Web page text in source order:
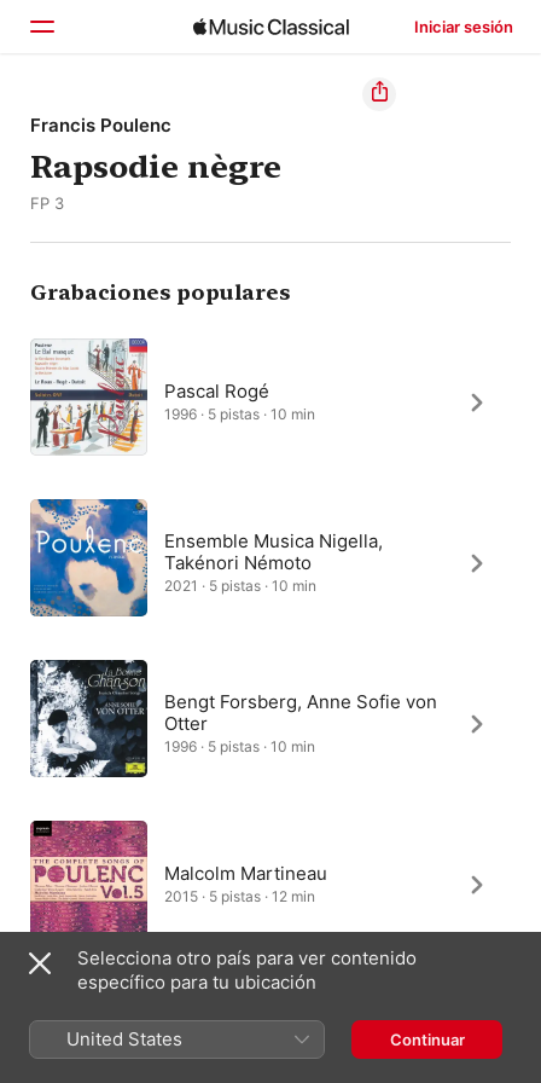
Iniciar sesión
Inicio
Explorar
Francis Poulenc
Rapsodie nègre
FP 3
Grabaciones populares
Pascal Rogé
1996 · 5 pistas · 10 min
Ensemble Musica Nigella,
Takénori Némoto
2021 · 5 pistas · 10 min
Bengt Forsberg, Anne Sofie von
Otter
1996 · 5 pistas · 10 min
Malcolm Martineau
2015 · 5 pistas · 12 min
Allegri String Quartet
2008 · 5 pistas · 10 min
Selecciona otro país para ver contenido
específico para tu ubicación
United States Continuar